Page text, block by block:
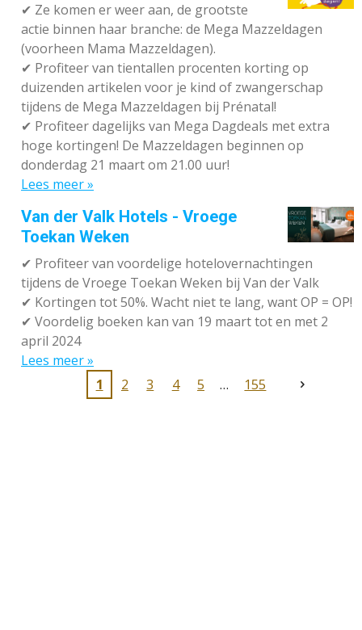
✔ Ze komen er weer aan, de grootste
actie binnen haar branche: de Mega Mazzeldagen
(voorheen Mama Mazzeldagen).
✔ Profiteer van tientallen procenten korting op
duizenden artikelen voor je kind of zwangerschap
tijdens de Mega Mazzeldagen bij Prénatal!
✔ Profiteer dagelijks van Mega Dagdeals met extra
hoge kortingen! De Mazzeldagen beginnen op
donderdag 21 maart om 21.00 uur!
Lees meer »
Van der Valk Hotels - Vroege
Toekan Weken
✔ Profiteer van voordelige hotelovernachtingen
tijdens de Vroege Toekan Weken bij Van der Valk
✔ Kortingen tot 50%. Wacht niet te lang, want OP = OP!
✔ Voordelig boeken kan van 19 maart tot en met 2
april 2024
Lees meer »
1
2 3 4 5 155